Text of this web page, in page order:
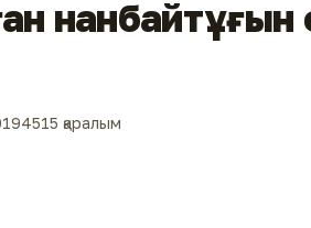
4515 қаралым